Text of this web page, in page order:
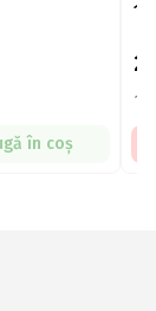
în coș